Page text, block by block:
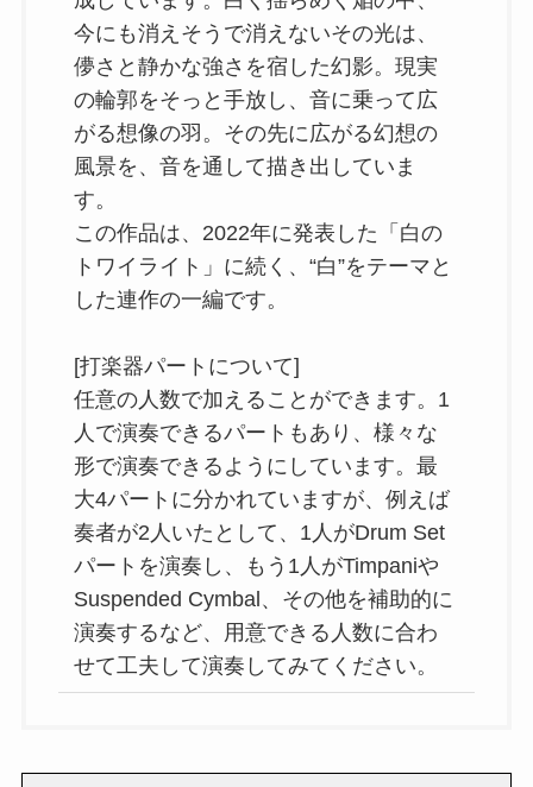
今にも消えそうで消えないその光は、
儚さと静かな強さを宿した幻影。現実
の輪郭をそっと手放し、音に乗って広
がる想像の羽。その先に広がる幻想の
風景を、音を通して描き出していま
す。
この作品は、2022年に発表した「白の
トワイライト」に続く、“白”をテーマと
した連作の一編です。
[打楽器パートについて]
任意の人数で加えることができます。1
人で演奏できるパートもあり、様々な
形で演奏できるようにしています。最
大4パートに分かれていますが、例えば
奏者が2人いたとして、1人がDrum Set
パートを演奏し、もう1人がTimpaniや
Suspended Cymbal、その他を補助的に
演奏するなど、用意できる人数に合わ
せて工夫して演奏してみてください。